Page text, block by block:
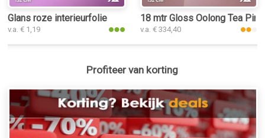
Glans roze interieurfolie
v.a. € 1,19
18 mtr Gloss Oolong Tea
v.a. € 334,40
Profiteer van korting